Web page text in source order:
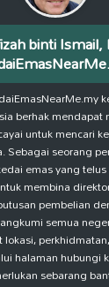
binti Ismail,
berhak
untuk mencari
Sebagai seorang
emas yang
membina
pembelian
semua
halaman hubungi
sebarang